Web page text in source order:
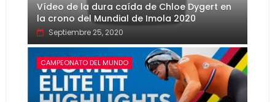
Vídeo de la dura caída de Chloe Dygert en
la crono del Mundial de Imola 2020
Septiembre 25, 2020
CAMPEONATO DEL MUNDO